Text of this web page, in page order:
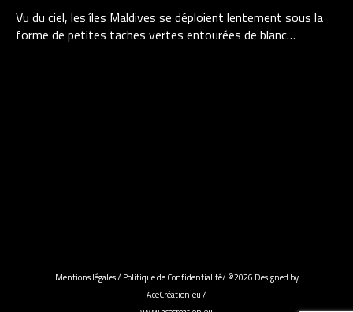
Vu du ciel, les îles Maldives se déploient lentement sous la
forme de petites taches vertes entourées de blanc…
Mentions légales/ Politique de Confidentialité/ ©2026 Designed by
AceCréation.eu /